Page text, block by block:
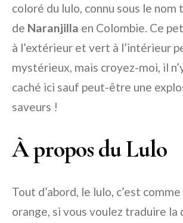
coloré du lulo, connu sous le nom
de Naranjilla en Colombie. Ce
à l’extérieur et vert à l’intérieur
mystérieux, mais croyez-moi, il
caché ici sauf peut-être une
saveurs !
À propos du Lulo
Tout d’abord, le lulo, c’est
orange, si vous voulez traduire la